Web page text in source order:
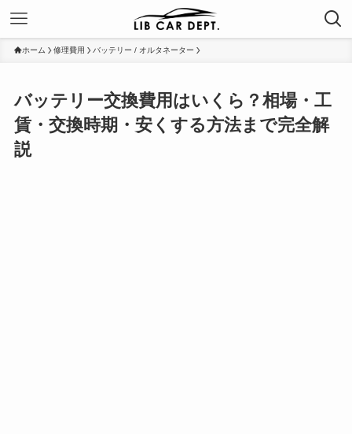
ホーム 修理費用 バッテリー / オルタネーター
バッテリー交換費用はいくら？相場・工
賃・交換時期・安くする方法まで完全解
説